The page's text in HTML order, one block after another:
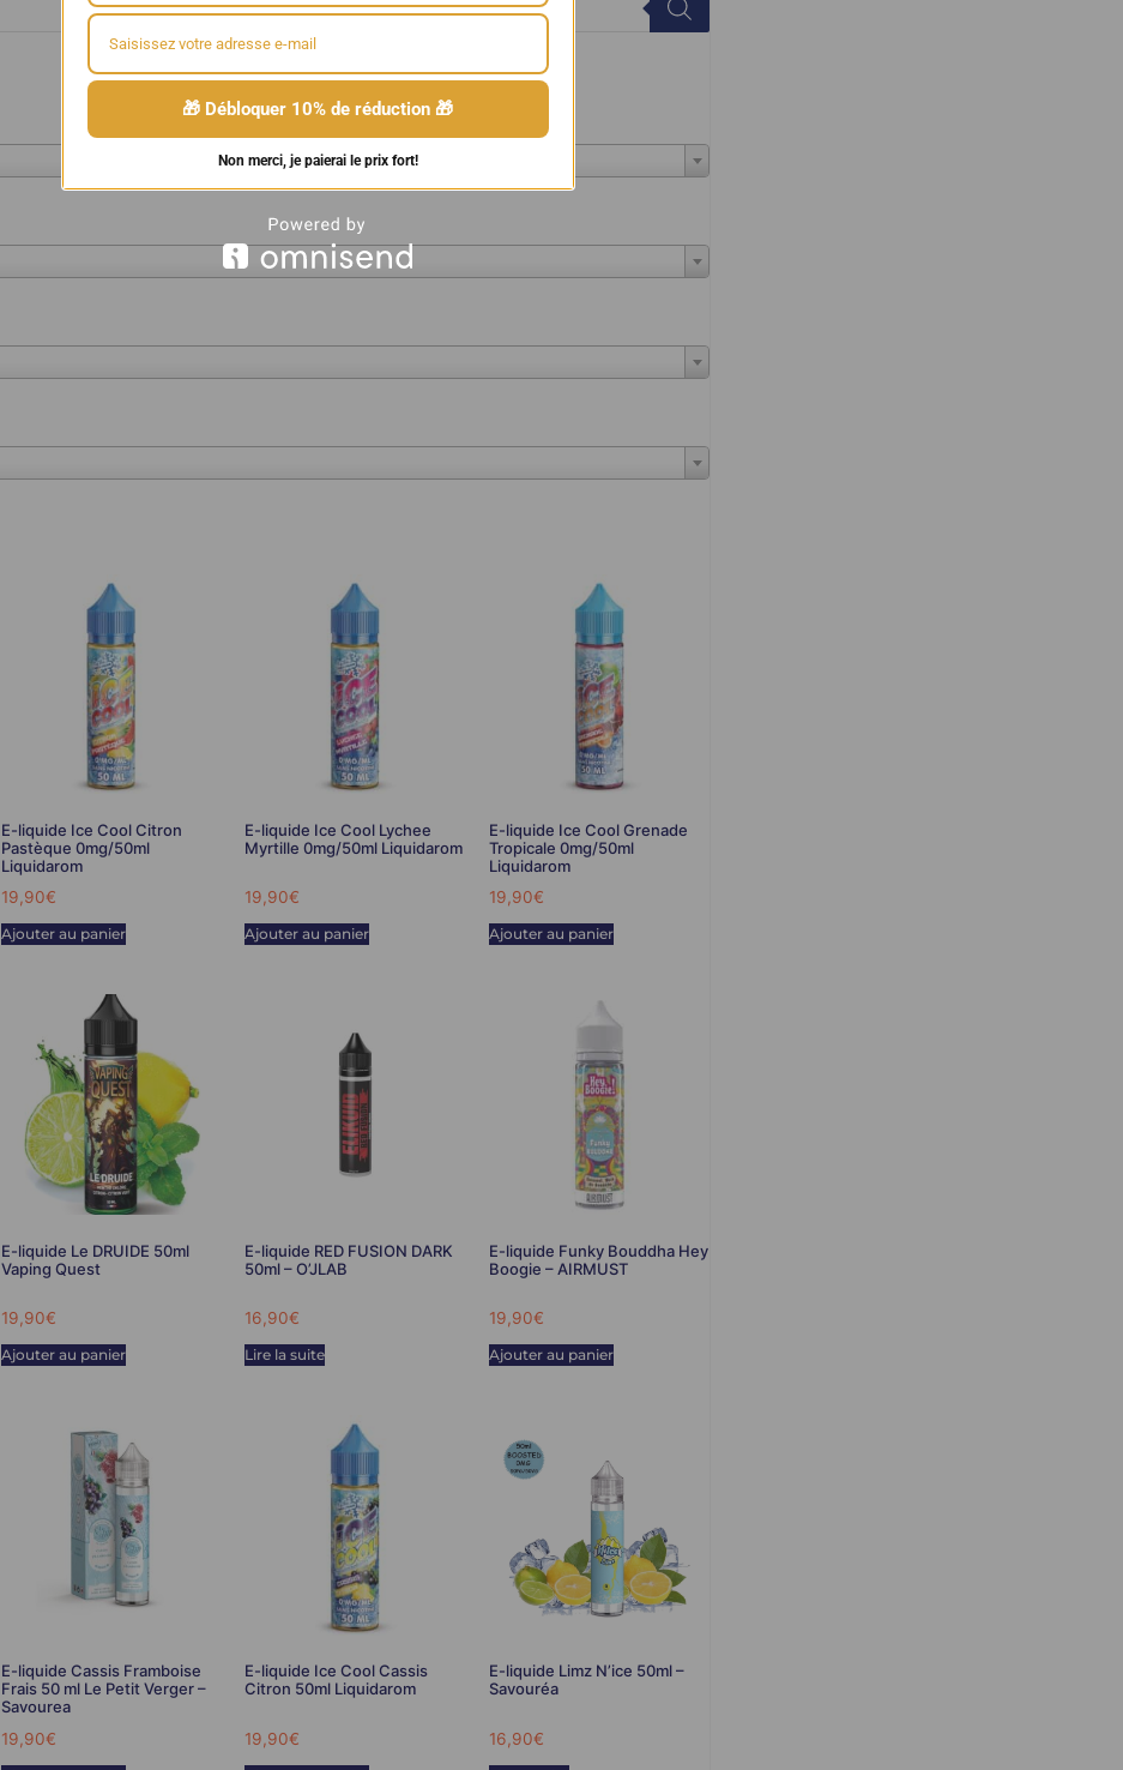
E-liquide Ice Cool Citron
Pastèque 0mg/50ml
Liquidarom
19,90€
Ajouter au panier
E-liquide Ice Cool Lychee
Myrtille 0mg/50ml Liquidarom
19,90€
Ajouter au panier
E-liquide Ice Cool Grenade
Tropicale 0mg/50ml
Liquidarom
19,90€
Ajouter au panier
E-liquide Le DRUIDE 50ml
Vaping Quest
19,90€
Ajouter au panier
E-liquide RED FUSION DARK
50ml – O’JLAB
16,90€
Lire la suite
E-liquide Funky Bouddha Hey
Boogie – AIRMUST
19,90€
Ajouter au panier
E-liquide Cassis Framboise
Frais 50 ml Le Petit Verger –
Savourea
19,90€
E-liquide Ice Cool Cassis
Citron 50ml Liquidarom
19,90€
E-liquide Limz N’ice 50ml –
Savouréa
16,90€
🎁 Débloquer 10% de réduction 🎁
Non merci, je paierai le prix fort!